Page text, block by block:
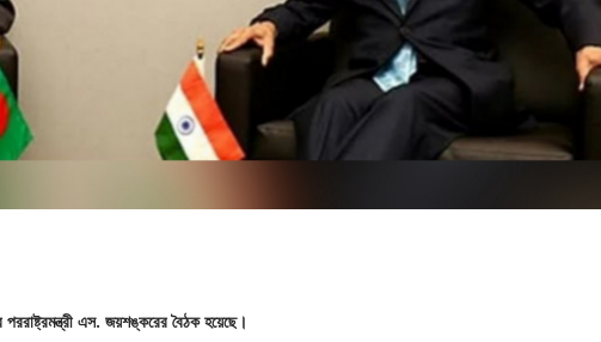
পররাষ্ট্রমন্ত্রী এস. জয়শঙ্করের বৈঠক হয়েছে।